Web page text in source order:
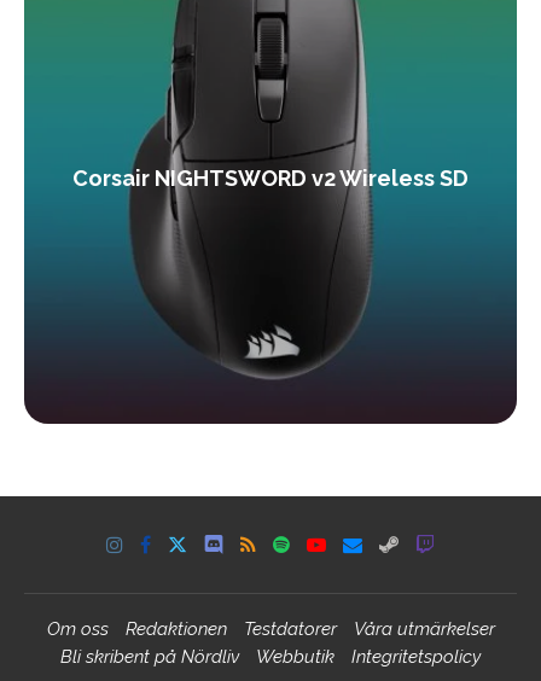
Corsair NIGHTSWORD v2 Wireless SD
Om oss Redaktionen Testdatorer
Våra utmärkelser
Bli skribent på Nördliv
Webbutik Integritetspolicy